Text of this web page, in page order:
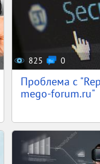
825 0
Проблема с
mego-forum.ru"